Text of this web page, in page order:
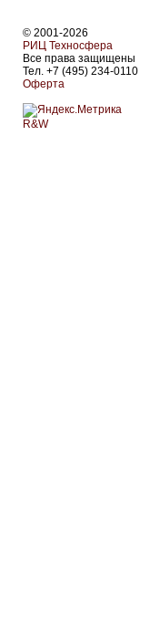
© 2001-2026
РИЦ Техносфера
Все права защищены
Тел. +7 (495) 234-0110
Оферта
R&W